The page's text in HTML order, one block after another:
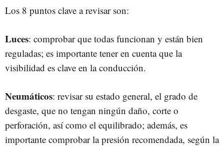
Los 8 puntos clave a revisar son:
Luces: comprobar que todas funcionan y están bien
reguladas; es importante tener en cuenta que la
visibilidad es clave en la conducción.
Neumáticos: revisar su estado general, el grado de
desgaste, que no tengan ningún daño, corte o
perforación, así como el equilibrado; además, es
importante comprobar la presión recomendada, según la